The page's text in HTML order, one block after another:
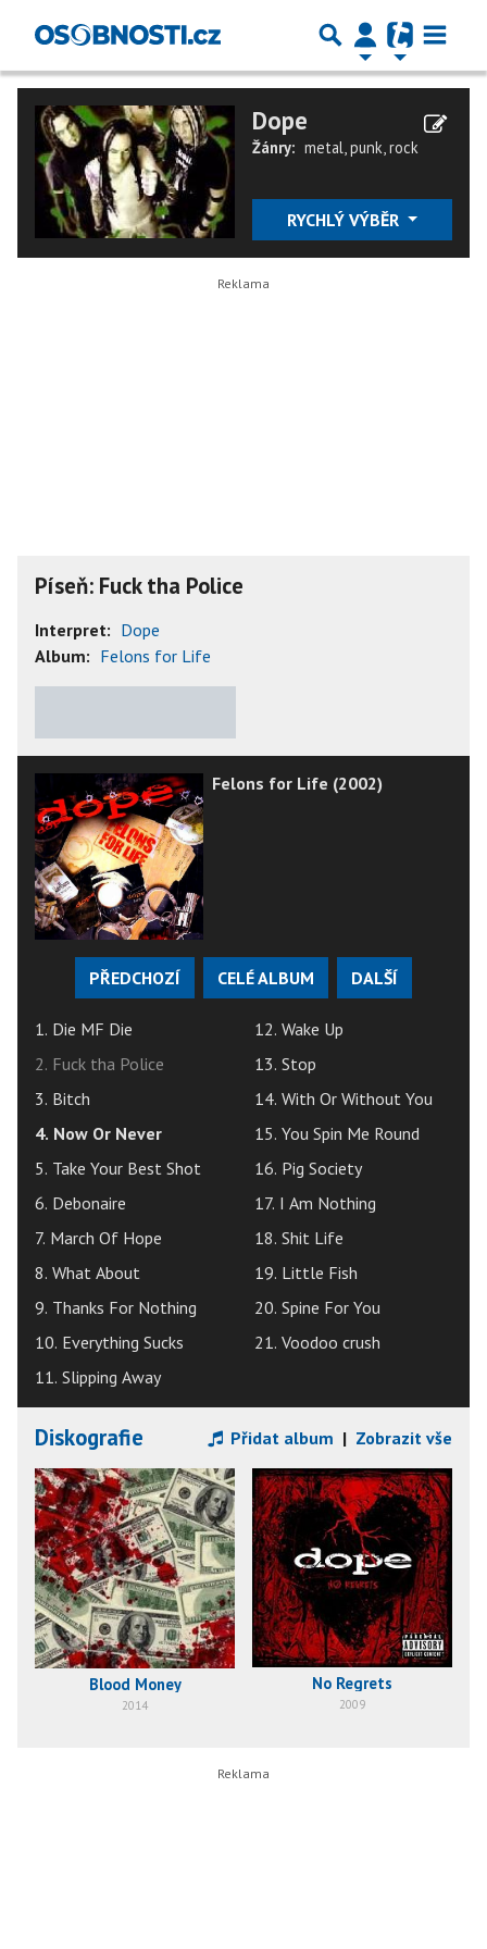
Dope
Žánry: metal,punk,rock
RYCHLÝ VÝBĚR
Píseň: Fuck tha Police
Interpret: Dope
Album: Felons for Life
Felons for Life (2002)
PŘEDCHOZÍ CELÉ ALBUM DALŠÍ
1. Die MF Die
2. Fuck tha Police
3. Bitch
4. Now Or Never
5. Take Your Best Shot
6. Debonaire
7. March Of Hope
8. What About
9. Thanks For Nothing
10. Everything Sucks
11. Slipping Away
12. Wake Up
13. Stop
14. With Or Without You
15. You Spin Me Round
16. Pig Society
17. I Am Nothing
18. Shit Life
19. Little Fish
20. Spine For You
21. Voodoo crush
Diskografie Přidat album | Zobrazit vše
Blood Money
2014
No Regrets
2009